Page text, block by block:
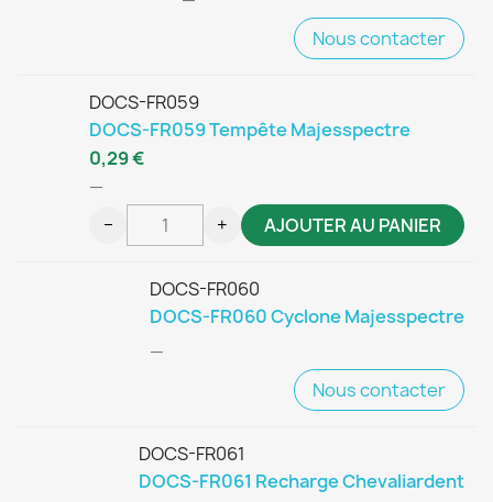
Nous contacter
DOCS-FR059
DOCS-FR059 Tempête Majesspectre
—
0,29 €
− + AJOUTER AU PANIER
DOCS-FR060
DOCS-FR060 Cyclone Majesspectre
—
Nous contacter
DOCS-FR061
DOCS-FR061 Recharge Chevaliardent